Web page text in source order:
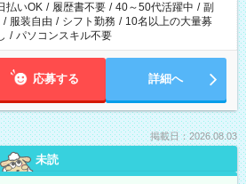
払いOK / 履歴書不要 / 40～50代活躍中 / 副
/ 服装自由 / シフト勤務 / 10名以上の大量募
/ パソコンスキル不要
応募する 詳細へ
掲載日：2026.08.03
未読